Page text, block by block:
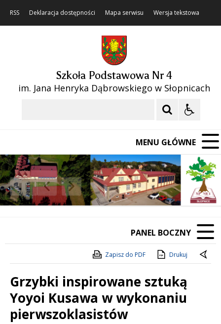
RSS Deklaracja dostępności Mapa serwisu Wersja tekstowa
Szkoła Podstawowa Nr 4
im. Jana Henryka Dąbrowskiego w Słopnicach
MENU GŁÓWNE
Poprzedni Element
Następny Element
❚❚
PANEL BOCZNY
Zapisz do PDF Drukuj
Grzybki inspirowane sztuką
Yoyoi Kusawa w wykonaniu
pierwszoklasistów